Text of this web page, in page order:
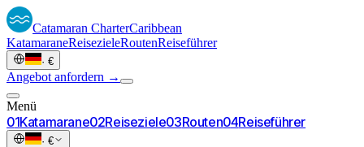
Catamaran CharterCaribbean
KatamaraneReisezieleRoutenReiseführer
· €
Angebot anfordern →
Menü
01Katamarane02Reiseziele03Routen04Reiseführer
· €